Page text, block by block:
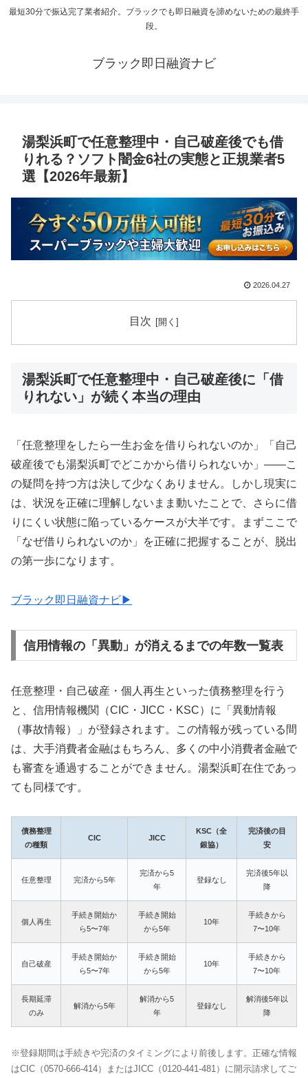
最短30分で振込完了業者紹介。ブラックでも即日融資を諦めないための最終手
段。
ブラック即日融資ナビ
湯梨浜町で任意整理中・自己破産後でも借
りれる？ソフト闇金6社の実態と正規業者5
選【2026年最新】
2026.04.27
目次
湯梨浜町で任意整理中・自己破産後に「借
りれない」が続く本当の理由
「任意整理をしたら一生お金を借りられないのか」「自己
破産後でも湯梨浜町でどこかから借りられないか」——こ
の疑問を持つ方は決して少なくありません。しかし現実に
は、状況を正確に理解しないまま動いたことで、さらに借
りにくい状態に陥っているケースが大半です。まずここで
「なぜ借りられないのか」を正確に把握することが、脱出
の第一歩になります。
ブラック即日融資ナビ▶
信用情報の「異動」が消えるまでの年数一覧表
任意整理・自己破産・個人再生といった債務整理を行う
と、信用情報機関（CIC・JICC・KSC）に「異動情報
（事故情報）」が登録されます。この情報が残っている間
は、大手消費者金融はもちろん、多くの中小消費者金融で
も審査を通過することができません。湯梨浜町在住であっ
ても同様です。
債務整理
の種類
CIC JICC
KSC（全
銀協）
完済後の目
安
任意整理 完済から5年
完済から5
年
登録なし
完済後5年以
降
個人再生
手続き開始か
ら5〜7年
手続き開始
から5年
10年
手続きから
7〜10年
自己破産
手続き開始か
ら5〜7年
手続き開始
から5年
10年
手続きから
7〜10年
長期延滞
のみ
解消から5年
解消から5
年
登録なし
解消後5年以
降
※登録期間は手続きや完済のタイミングにより前後します。正確な情報
はCIC（0570-666-414）またはJICC（0120-441-481）に開示請求してご